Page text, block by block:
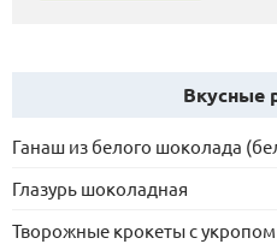
Вкусные
Ганаш из белого шоколада
Глазурь шоколадная
Творожные крокеты с